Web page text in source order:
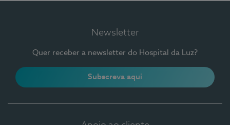
Newsletter
Quer receber a newsletter do Hospital da Luz?
Subscreva aqui